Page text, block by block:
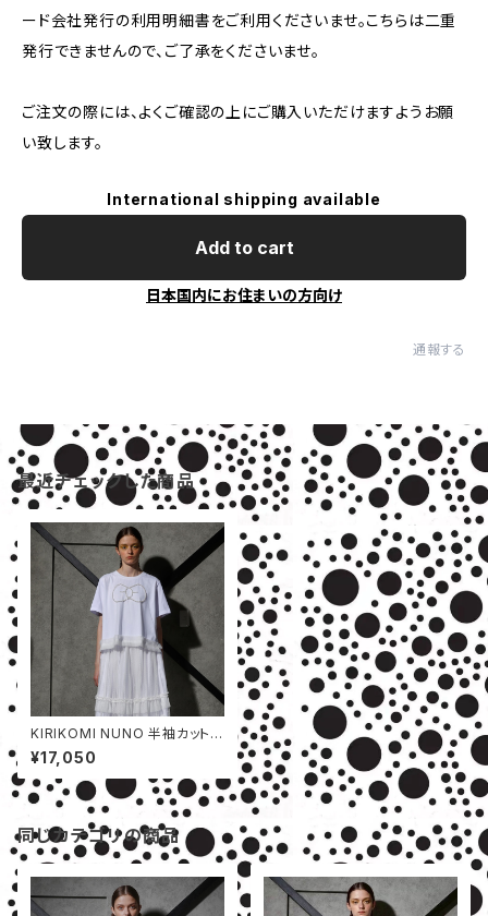
ード会社発行の利用明細書をご利用くださいませ。こちらは二重
発行できませんので、ご了承をくださいませ。
ご注文の際には、よくご確認の上にご購入いただけますようお願
い致します。
International shipping available
Add to cart
日本国内にお住まいの方向け
通報する
最近チェックした商品
KIRIKOMI NUNO 半袖カットソ
ー
¥17,050
同じカテゴリの商品